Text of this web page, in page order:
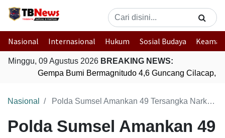
Nasional Internasional Hukum Sosial Budaya
Minggu, 09 Agustus 2026 BREAKING NEWS:
Gempa Bumi Bermagnitudo 4,6 Guncang Cilacap,
Nasional Polda Sumsel Amankan 49 Tersangka Narkoba
Polda Sumsel Amankan 49